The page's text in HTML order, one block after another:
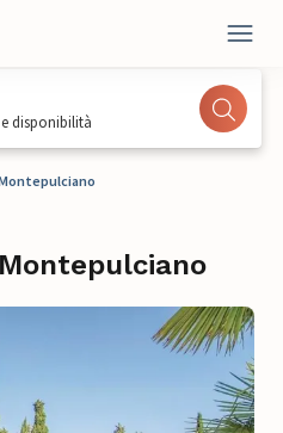
disponibilità